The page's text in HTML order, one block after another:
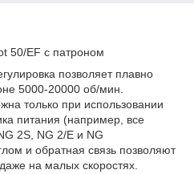
50/ЕF с патроном
позволяет плавно
5000-20000 об/мин.
только при использовании
питания (например, все
2S, NG 2/E и NG
и обратная связь позволяют
на малых скоростях.